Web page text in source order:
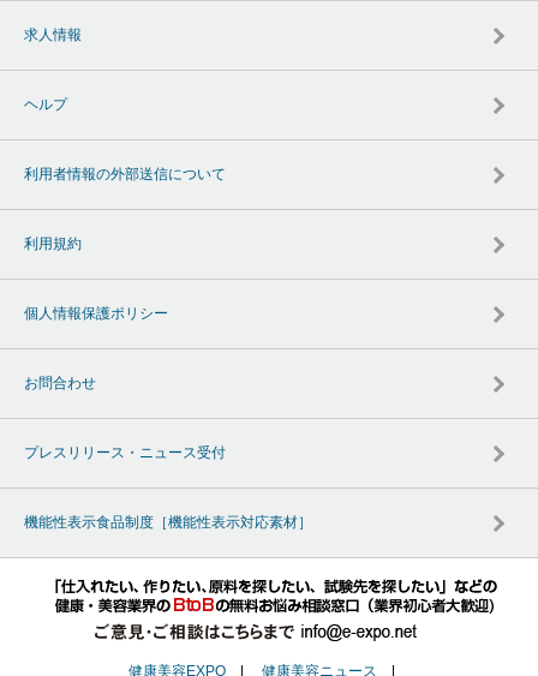
求人情報
ヘルプ
利用者情報の外部送信について
利用規約
個人情報保護ポリシー
お問合わせ
プレスリリース・ニュース受付
機能性表示食品制度［機能性表示対応素材］
健康美容EXPO 健康美容ニュース